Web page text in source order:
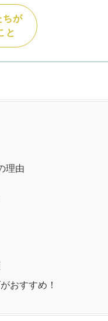
ちが
と
理由
おすすめ！